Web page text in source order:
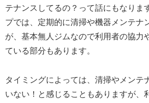
テナンスしてるの？って話にもなりま
プでは、定期的に清掃や機器メンテナ
が、基本無人ジムなので利用者の協力
ている部分もあります。
タイミングによっては、清掃やメンテ
いない！と感じることもありますが、